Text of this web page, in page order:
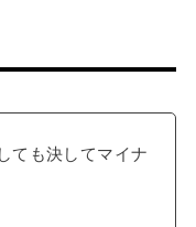
ても決してマイナ